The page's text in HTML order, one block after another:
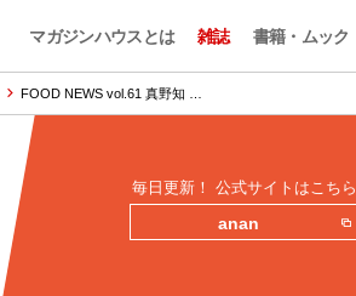
マガジンハウスとは 雑誌 書籍・ムック
FOOD NEWS vol.61 真野知 …
毎日更新！ 公式サイトはこちら
anan